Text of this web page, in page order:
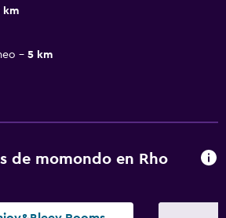
km
5 km
de momondo en Rho